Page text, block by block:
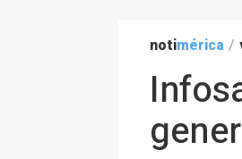
notimérica /